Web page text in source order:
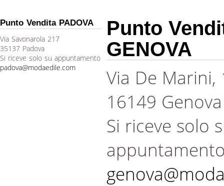
Punto Vendita PADOVA
Via Savonarola 217
35137 Padova
Si riceve solo su appuntamento
padova@modaedile.com
Punto
GENOVA
Via De Marini,
16149 Genova
Si riceve solo